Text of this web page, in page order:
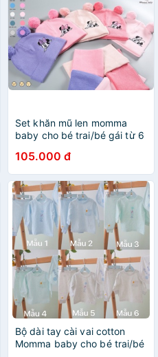
Set khăn mũ len momma
baby cho bé trai/bé gái từ 6
105.000 đ
Bộ dài tay cài vai cotton
Momma baby cho bé trai/bé